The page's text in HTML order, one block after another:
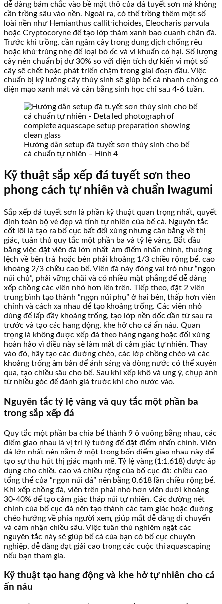
dễ dàng bám chắc vào bề mặt thô của đá tuyết sơn mà không
cần trồng sâu vào nền. Ngoài ra, có thể trồng thêm một số
loài nền như Hemianthus callitrichoides, Eleocharis parvula
hoặc Cryptocoryne để tạo lớp thảm xanh bao quanh chân đá.
Trước khi trồng, cần ngâm cây trong dung dịch chống rêu
hoặc khử trùng nhẹ để loại bỏ ốc và vi khuẩn có hại. Số lượng
cây nên chuẩn bị dư 30% so với diện tích dự kiến vì một số
cây sẽ chết hoặc phát triển chậm trong giai đoạn đầu. Việc
chuẩn bị kỹ lưỡng cây thủy sinh sẽ giúp bể cá nhanh chóng có
diện mạo xanh mát và cân bằng sinh học chỉ sau 4-6 tuần.
Hướng dẫn setup đá tuyết sơn thủy sinh cho bể
cá chuẩn tự nhiên – Hình 4
Kỹ thuật sắp xếp đá tuyết sơn theo
phong cách tự nhiên và chuẩn Iwagumi
Sắp xếp đá tuyết sơn là phần kỹ thuật quan trọng nhất, quyết
định toàn bộ vẻ đẹp và tính tự nhiên của bể cá. Nguyên tắc
cốt lõi là tạo ra bố cục bất đối xứng nhưng cân bằng về thị
giác, tuân thủ quy tắc một phần ba và tỷ lệ vàng. Bắt đầu
bằng việc đặt viên đá lớn nhất làm điểm nhấn chính, thường
lệch về bên trái hoặc bên phải khoảng 1/3 chiều rộng bể, cao
khoảng 2/3 chiều cao bể. Viên đá này đóng vai trò như “ngọn
núi chủ”, phải vững chãi và có nhiều mặt phẳng để dễ dàng
xếp chồng các viên nhỏ hơn lên trên. Tiếp theo, đặt 2 viên
trung bình tạo thành “ngọn núi phụ” ở hai bên, thấp hơn viên
chính và cách xa nhau để tạo khoảng trống. Các viên nhỏ
dùng để lấp đầy khoảng trống, tạo lớp nền dốc dần từ sau ra
trước và tạo các hang động, khe hở cho cá ẩn náu. Quan
trọng là không được xếp đá theo hàng ngang hoặc đối xứng
hoàn hảo vì điều này sẽ làm mất đi cảm giác tự nhiên. Thay
vào đó, hãy tạo các đường chéo, các lớp chồng chéo và các
khoảng trống âm bản để ánh sáng và dòng nước có thể xuyên
qua, tạo chiều sâu cho bể. Sau khi xếp khô và ưng ý, chụp ảnh
từ nhiều góc để đánh giá trước khi cho nước vào.
Nguyên tắc tỷ lệ vàng và quy tắc một phần ba
trong sắp xếp đá
Quy tắc một phần ba chia bể thành 9 ô vuông bằng nhau, các
điểm giao nhau là vị trí lý tưởng để đặt điểm nhấn chính. Viên
đá lớn nhất nên nằm ở một trong bốn điểm giao nhau này để
tạo sự thu hút thị giác mạnh mẽ. Tỷ lệ vàng (1:1,618) được áp
dụng cho chiều cao và chiều rộng của bố cục đá: chiều cao
tổng thể của “ngọn núi đá” nên bằng 0,618 lần chiều rộng bể.
Khi xếp chồng đá, viên trên phải nhỏ hơn viên dưới khoảng
30-40% để tạo cảm giác tháp núi tự nhiên. Các đường nét
chính của bố cục đá nên tạo thành các tam giác hoặc đường
chéo hướng về phía người xem, giúp mắt dễ dàng di chuyển
và cảm nhận chiều sâu. Việc tuân thủ nghiêm ngặt các
nguyên tắc này sẽ giúp bể cá của bạn có bố cục chuyên
nghiệp, dễ dàng đạt giải cao trong các cuộc thi aquascaping
nếu bạn tham gia.
Kỹ thuật tạo hang động và khe hở tự nhiên cho cá
ẩn náu